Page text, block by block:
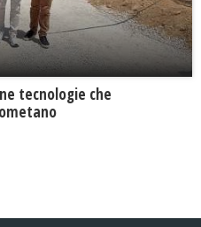
tecnologie che